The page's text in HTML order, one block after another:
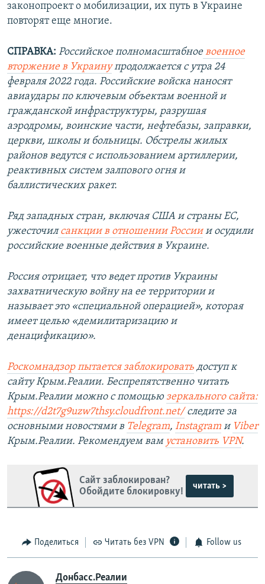
законопроект о мобилизации, их путь в Украине
повторят еще многие.
СПРАВКА: Российское полномасштабноевоенное
вторжение в Украинупродолжается с утра 24
февраля 2022 года. Российские войска наносят
авиаудары по ключевым объектам военной и
гражданской инфраструктуры, разрушая
аэродромы, воинские части, нефтебазы, заправки,
церкви, школы и больницы. Обстрелы жилых
районов ведутся с использованием артиллерии,
реактивных систем залпового огня и
баллистических ракет.
Ряд западных стран, включая США и страны ЕС,
ужесточилсанкции в отношении Россиии осудили
российские военные действия в Украине.
Россия отрицает, что ведет против Украины
захватническую войну на ее территории и
называет это «специальной операцией», которая
имеет целью «демилитаризацию и
денацификацию».
Роскомнадзор пытается заблокировать доступ к
сайту Крым.Реалии. Беспрепятственно читать
Крым.Реалии можно с помощью зеркального сайта:
https://d2t7g9uzw7thsy.cloudfront.net/следите за
основными новостями в Telegram, Instagram и Viber
Крым.Реалии. Рекомендуем вам установить VPN.
Сайт заблокирован?
Обойдите блокировку!
читать >
Поделиться Читать без VPN Follow us
Донбасс.Реалии